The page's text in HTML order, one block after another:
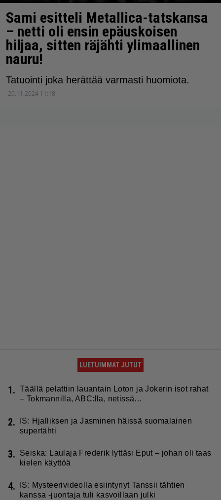
Sami esitteli Metallica-tatskansa
– netti oli ensin epäuskoisen
hiljaa, sitten räjähti ylimaallinen
nauru!
Tatuointi joka herättää varmasti huomiota.
20.11.2024 11:18
LUETUIMMAT JUTUT
1. Täällä pelattiin lauantain Loton ja Jokerin isot rahat
– Tokmannilla, ABC:lla, netissä…
2.
IS: Hjalliksen ja Jasminen häissä suomalainen
supertähti
3.
Seiska: Laulaja Frederik lyttäsi Eput – johan oli taas
kielen käyttöä
4.
IS: Mysteerivideolla esiintynyt Tanssii tähtien
kanssa -juontaja tuli kasvoillaan julki